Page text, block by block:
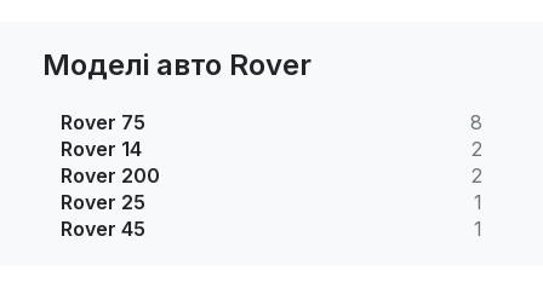
Моделі авто Rover
Rover 75
8
Rover 14
2
Rover 200
2
Rover 25
1
Rover 45
1